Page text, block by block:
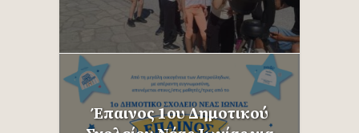
Έπαινος 1ου Δημοτικού